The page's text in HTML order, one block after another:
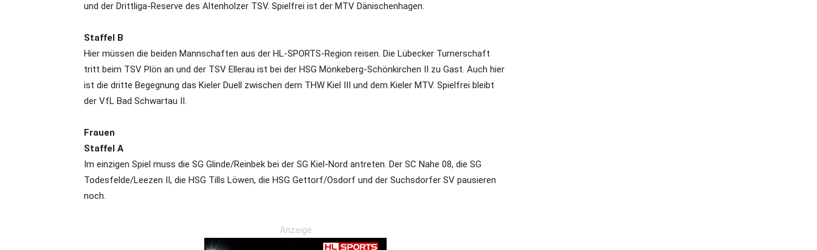
und der Drittliga-Reserve des Altenholzer TSV. Spielfrei ist der MTV Dänischenhagen.
Staffel B
Hier müssen die beiden Mannschaften aus der HL-SPORTS-Region reisen. Die Lübecker Turnerschaft
tritt beim TSV Plön an und der TSV Ellerau ist bei der HSG Mönkeberg-Schönkirchen II zu Gast. Auch hier
ist die dritte Begegnung das Kieler Duell zwischen dem THW Kiel III und dem Kieler MTV. Spielfrei bleibt
der VfL Bad Schwartau II.
Frauen
Staffel A
Im einzigen Spiel muss die SG Glinde/Reinbek bei der SG Kiel-Nord antreten. Der SC Nahe 08, die SG
Todesfelde/Leezen II, die HSG Tills Löwen, die HSG Gettorf/Osdorf und der Suchsdorfer SV pausieren
noch.
Anzeige